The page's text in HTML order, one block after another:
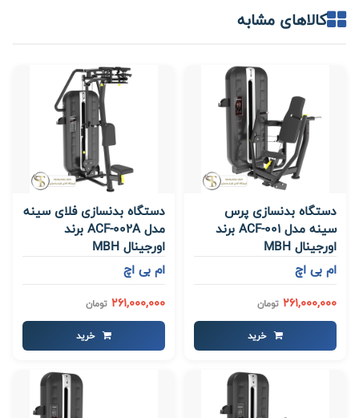
کالاهای مشابه
دستگاه بدنسازی پرس
سینه مدل ACF-001 برند
اورجینال MBH
ام بی اچ
261,000,000 تومان
خرید
دستگاه بدنسازی فلای سینه
مدل ACF-002A برند
اورجینال MBH
ام بی اچ
261,000,000 تومان
خرید